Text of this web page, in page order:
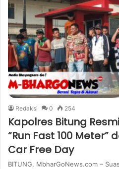
Redaksi 0 254
Kapolres Bitung
“Run Fast 100
Car Free Day
BITUNG, MbharGoNews.com –